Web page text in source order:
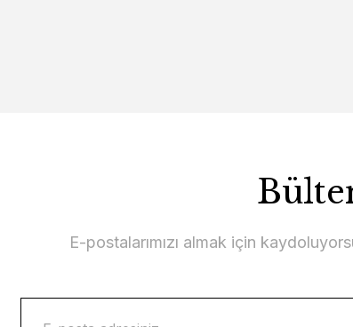
E-postalarımızı almak için